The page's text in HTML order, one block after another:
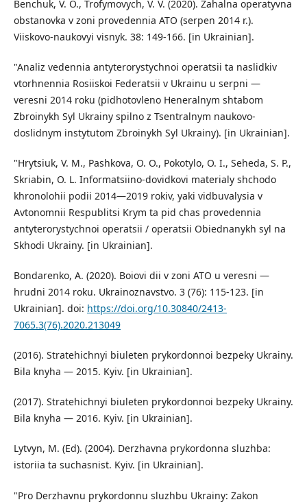
Benchuk, V. O., Trofymovych, V. V. (2020). Zahalna operatyvna
obstanovka v zoni provedennia ATO (serpen 2014 r.).
Viiskovo-naukovyi visnyk. 38: 149-166. [in Ukrainian].
"Analiz vedennia antyterorystychnoi operatsii ta naslidkiv
vtorhnennia Rosiiskoi Federatsii v Ukrainu u serpni —
veresni 2014 roku (pidhotovleno Heneralnym shtabom
Zbroinykh Syl Ukrainy spilno z Tsentralnym naukovo-
doslidnym instytutom Zbroinykh Syl Ukrainy). [in Ukrainian].
"Hrytsiuk, V. M., Pashkova, O. O., Pokotylo, O. I., Seheda, S. P.,
Skriabin, O. L. Informatsiino-dovidkovi materialy shchodo
khronolohii podii 2014—2019 rokiv, yaki vidbuvalysia v
Avtonomnii Respublitsi Krym ta pid chas provedennia
antyterorystychnoi operatsii / operatsii Obiednanykh syl na
Skhodi Ukrainy. [in Ukrainian].
Bondarenko, A. (2020). Boiovi dii v zoni ATO u veresni —
hrudni 2014 roku. Ukrainoznavstvo. 3 (76): 115-123. [in
Ukrainian]. doi: https://doi.org/10.30840/2413-
7065.3(76).2020.213049
(2016). Stratehichnyi biuleten prykordonnoi bezpeky Ukrainy.
Bila knyha — 2015. Kyiv. [in Ukrainian].
(2017). Stratehichnyi biuleten prykordonnoi bezpeky Ukrainy.
Bila knyha — 2016. Kyiv. [in Ukrainian].
Lytvyn, M. (Ed). (2004). Derzhavna prykordonna sluzhba:
istoriia ta suchasnist. Kyiv. [in Ukrainian].
"Pro Derzhavnu prykordonnu sluzhbu Ukrainy: Zakon